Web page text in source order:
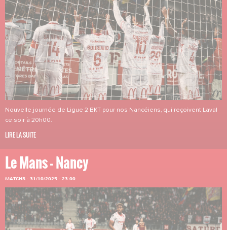
Nouvelle journée de Ligue 2 BKT pour nos Nancéiens, qui reçoivent Laval
ce soir à 20h00.
LIRE LA SUITE
Le Mans - Nancy
MATCHS · 31/10/2025 - 23:00